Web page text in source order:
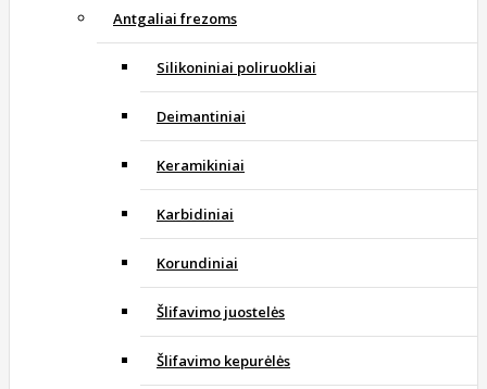
Antgaliai frezoms
Silikoniniai poliruokliai
Deimantiniai
Keramikiniai
Karbidiniai
Korundiniai
Šlifavimo juostelės
Šlifavimo kepurėlės